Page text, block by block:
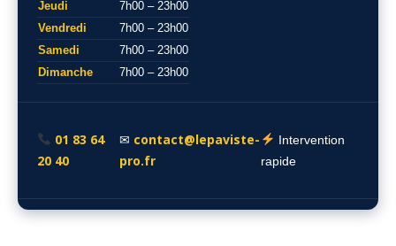
Jeudi
7h00 – 23h00
Vendredi
7h00 – 23h00
Samedi
7h00 – 23h00
Dimanche
7h00 – 23h00
01 83 64
20 40
✉ contact@lepaviste-
pro.fr
Intervention
rapide